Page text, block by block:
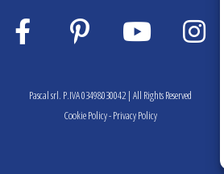
Pascal srl. P.IVA 03498030042 | All Rights Reserved
Cookie Policy-Privacy Policy